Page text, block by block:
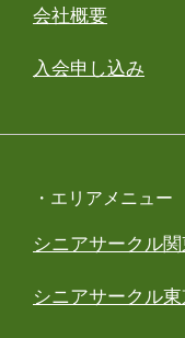
会社概要
入会申し込み
・エリアメニュー
シニアサークル関
シニアサークル